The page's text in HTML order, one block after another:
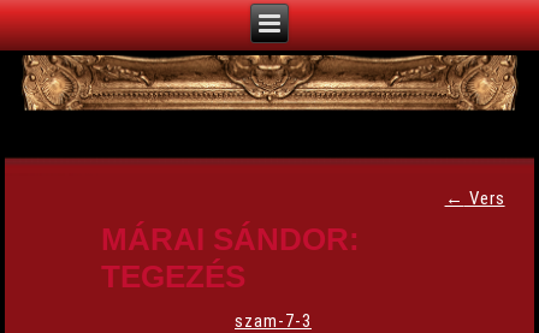
← Vers
MÁRAI SÁNDOR:
TEGEZÉS
szam-7-3